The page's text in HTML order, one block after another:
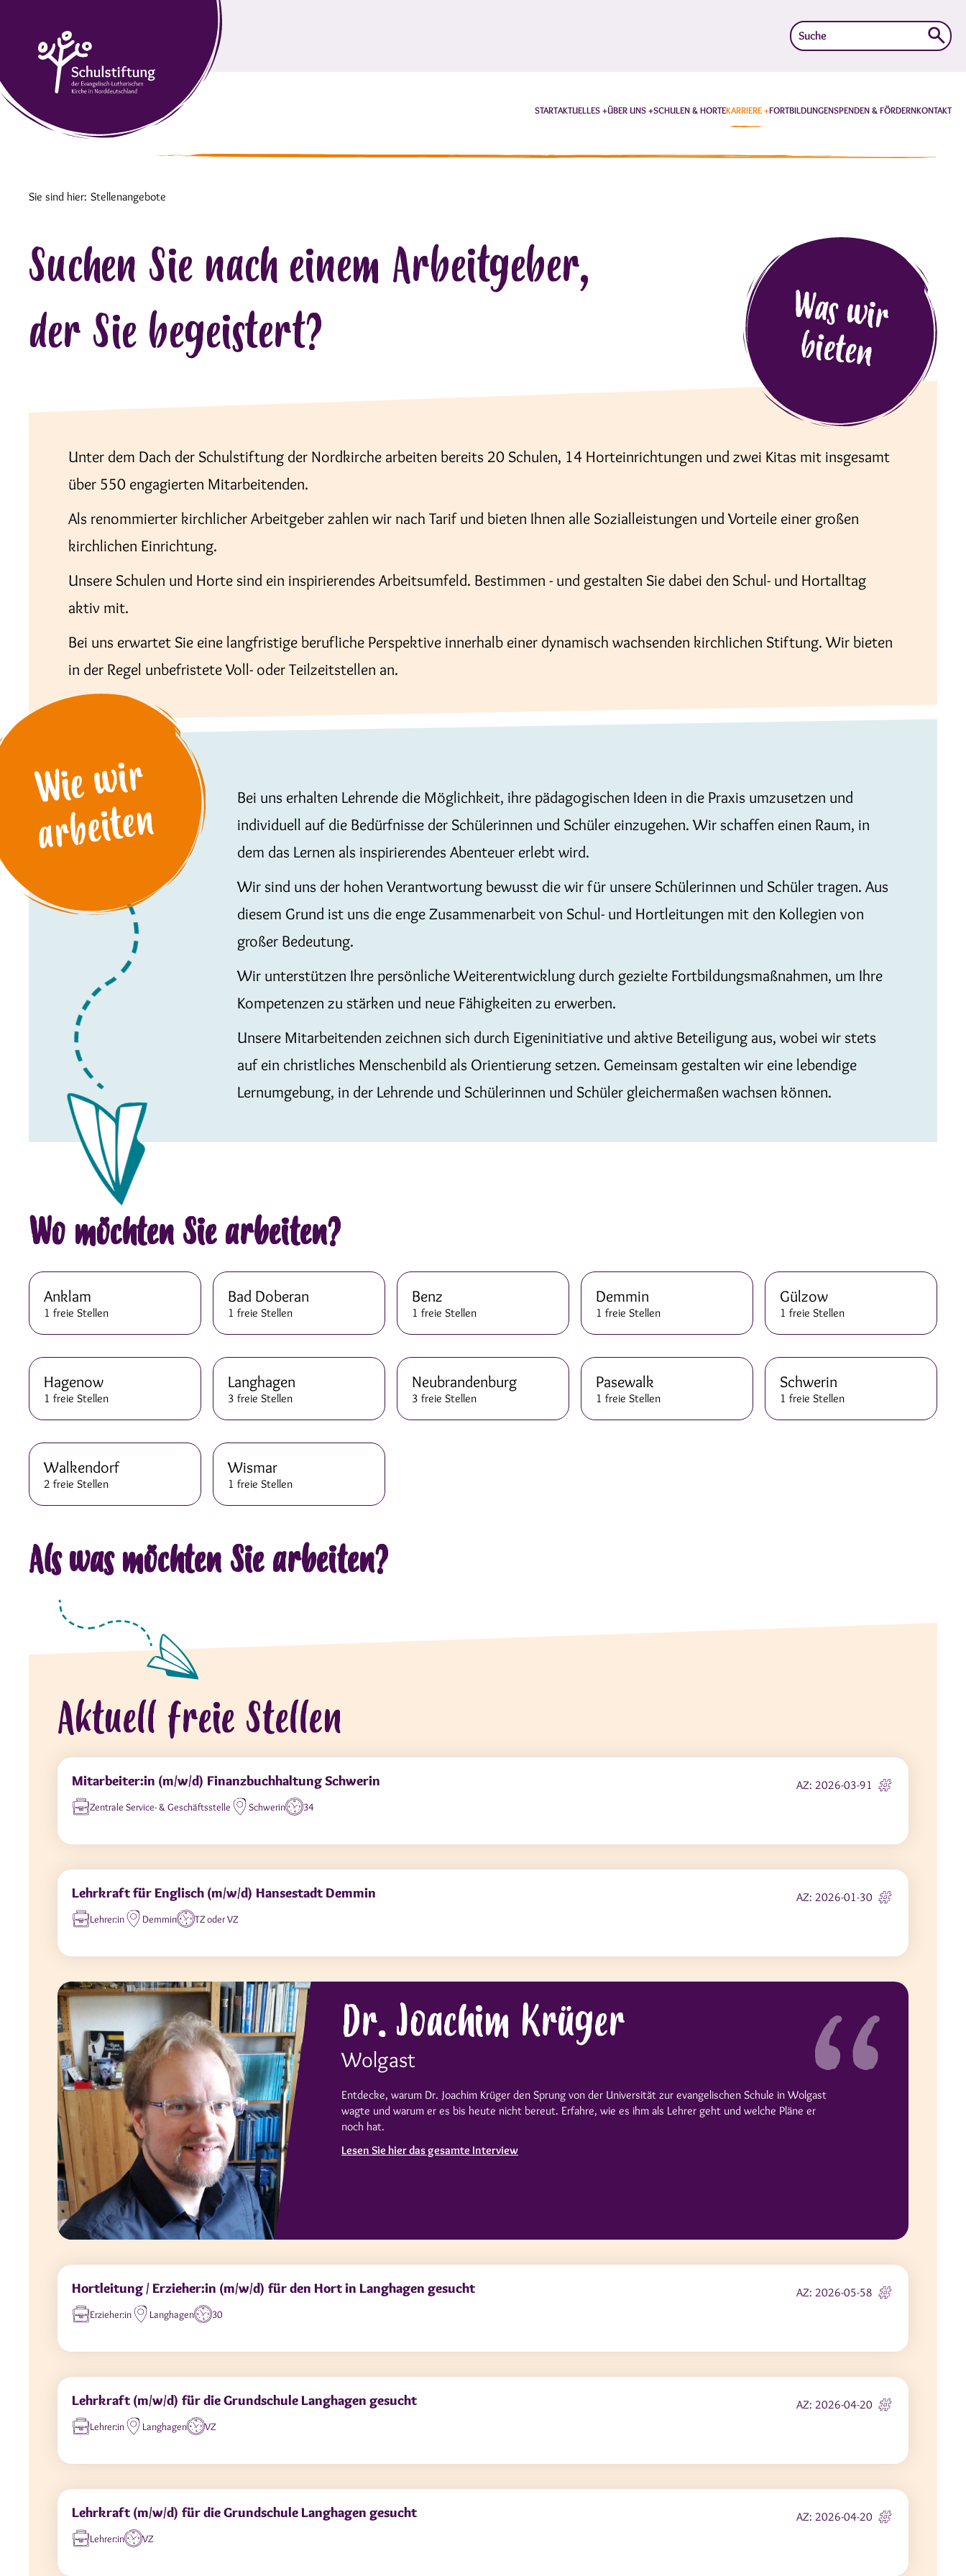
Suche
nach:
STARTAKTUELLES ÜBER UNS SCHULEN & HORTEKARRIERE FORTBILDUNGENSPENDEN & FÖRDERNKONTAKT
Sie sind hier: Stellenangebote
Suchen Sie nach einem Arbeitgeber,
der Sie begeistert?
Unter dem Dach der Schulstiftung der Nordkirche arbeiten bereits 20 Schulen, 14 Horteinrichtungen und zwei Kitas mit insgesamt
über 550 engagierten Mitarbeitenden.
Als renommierter kirchlicher Arbeitgeber zahlen wir nach Tarif und bieten Ihnen alle Sozialleistungen und Vorteile einer großen
kirchlichen Einrichtung.
Unsere Schulen und Horte sind ein inspirierendes Arbeitsumfeld. Bestimmen - und gestalten Sie dabei den Schul- und Hortalltag
aktiv mit.
Bei uns erwartet Sie eine langfristige berufliche Perspektive innerhalb einer dynamisch wachsenden kirchlichen Stiftung. Wir bieten
in der Regel unbefristete Voll- oder Teilzeitstellen an.
Bei uns erhalten Lehrende die Möglichkeit, ihre pädagogischen Ideen in die Praxis umzusetzen und
individuell auf die Bedürfnisse der Schülerinnen und Schüler einzugehen. Wir schaffen einen Raum, in
dem das Lernen als inspirierendes Abenteuer erlebt wird.
Wir sind uns der hohen Verantwortung bewusst die wir für unsere Schülerinnen und Schüler tragen. Aus
diesem Grund ist uns die enge Zusammenarbeit von Schul- und Hortleitungen mit den Kollegien von
großer Bedeutung.
Wir unterstützen Ihre persönliche Weiterentwicklung durch gezielte Fortbildungsmaßnahmen, um Ihre
Kompetenzen zu stärken und neue Fähigkeiten zu erwerben.
Unsere Mitarbeitenden zeichnen sich durch Eigeninitiative und aktive Beteiligung aus, wobei wir stets
auf ein christliches Menschenbild als Orientierung setzen. Gemeinsam gestalten wir eine lebendige
Lernumgebung, in der Lehrende und Schülerinnen und Schüler gleichermaßen wachsen können.
Wo möchten Sie arbeiten?
Anklam
1 freie Stellen
Bad Doberan
1 freie Stellen
Benz
1 freie Stellen
Demmin
1 freie Stellen
Gülzow
1 freie Stellen
Hagenow
1 freie Stellen
Langhagen
3 freie Stellen
Neubrandenburg
3 freie Stellen
Pasewalk
1 freie Stellen
Schwerin
1 freie Stellen
Walkendorf
2 freie Stellen
Wismar
1 freie Stellen
Als was möchten Sie arbeiten?
Aktuell freie Stellen
Mitarbeiter:in (m/w/d) Finanzbuchhaltung Schwerin AZ: 2026-03-91
Zentrale Service- & Geschäftsstelle Schwerin 34
Lehrkraft für Englisch (m/w/d) Hansestadt Demmin AZ: 2026-01-30
Lehrer:in Demmin TZ oder VZ
Dr. Joachim Krüger
Wolgast
Entdecke, warum Dr. Joachim Krüger den Sprung von der Universität zur evangelischen Schule in Wolgast
wagte und warum er es bis heute nicht bereut. Erfahre, wie es ihm als Lehrer geht und welche Pläne er
noch hat.
Lesen Sie hier das gesamte Interview
Hortleitung / Erzieher:in (m/w/d) für den Hort in Langhagen gesucht AZ: 2026-05-58
Erzieher:in Langhagen 30
Lehrkraft (m/w/d) für die Grundschule Langhagen gesucht AZ: 2026-04-20
Lehrer:in Langhagen VZ
Lehrkraft (m/w/d) für die Grundschule Langhagen gesucht AZ: 2026-04-20
Lehrer:in VZ